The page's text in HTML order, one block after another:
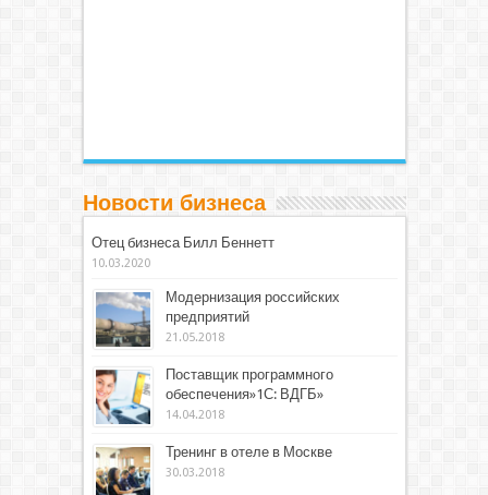
Новости бизнеса
Отец бизнеса Билл Беннетт
10.03.2020
Модернизация российских
предприятий
21.05.2018
Поставщик программного
обеспечения»1С: ВДГБ»
14.04.2018
Тренинг в отеле в Москве
30.03.2018